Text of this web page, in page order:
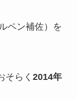
ペン補佐）を
そらく 2014年